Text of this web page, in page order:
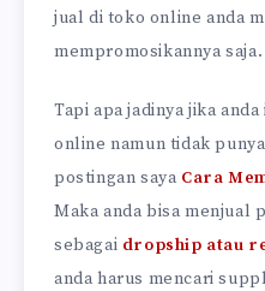
jual di toko online anda
mempromosikannya saja.
Tapi apa jadinya jika
online namun tidak
postingan saya Cara
Maka anda bisa menjual
sebagai dropship atau
anda harus mencari